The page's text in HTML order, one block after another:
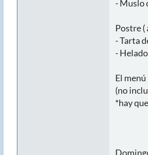
- Muslo
Postre (
- Tarta
-
El
(no
*hay